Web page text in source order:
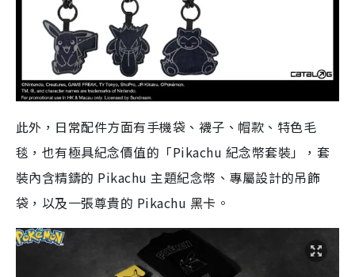
此外，日常配件方面有手機袋、襪子、帽款、特色毛
毯，也有極具紀念價值的「Pikachu 紀念幣套裝」，套
裝內含精鑄的 Pikachu 主題紀念幣、專屬設計的吊飾
袋，以及一張尊貴的 Pikachu 黑卡。